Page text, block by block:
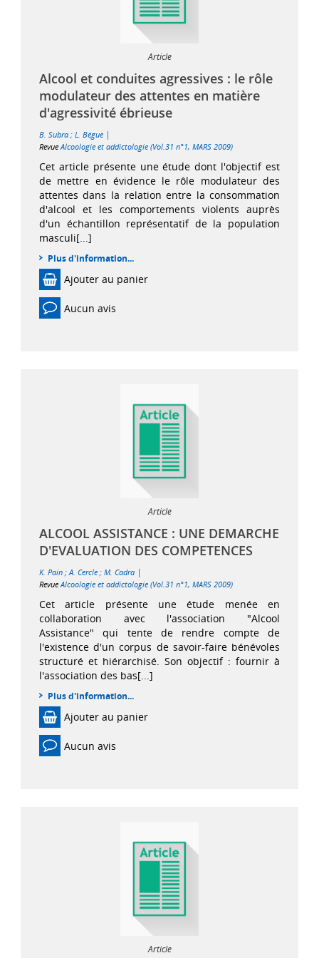
Article
Alcool et conduites agressives : le rôle
modulateur des attentes en matière
d'agressivité ébrieuse
B. Subra; L. Bégue |
Revue Alcoologie et addictologie (Vol.31 n°1, MARS 2009)
Cet article présente une étude dont l'objectif est
de mettre en évidence le rôle modulateur des
attentes dans la relation entre la consommation
d'alcool et les comportements violents auprès
d'un échantillon représentatif de la population
masculi[...]
Plus d'information...
Ajouter au panier
Aucun avis
Article
ALCOOL ASSISTANCE : UNE DEMARCHE
D'EVALUATION DES COMPETENCES
K. Pain;A. Cercle; M. Cadra |
RevueAlcoologie et addictologie (Vol.31 n°1, MARS 2009)
Cet article présente une étude menée en
collaboration avec l'association "Alcool
Assistance" qui tente de rendre compte de
l'existence d'un corpus de savoir-faire bénévoles
structuré et hiérarchisé. Son objectif : fournir à
l'association des bas[...]
Plus d'information...
Ajouter au panier
Aucun avis
Article